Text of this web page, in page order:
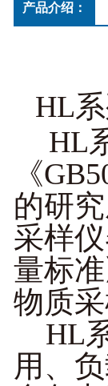
产品介绍：
HL
HL
《
的研
采样仪
量标
物质采
HL系
用